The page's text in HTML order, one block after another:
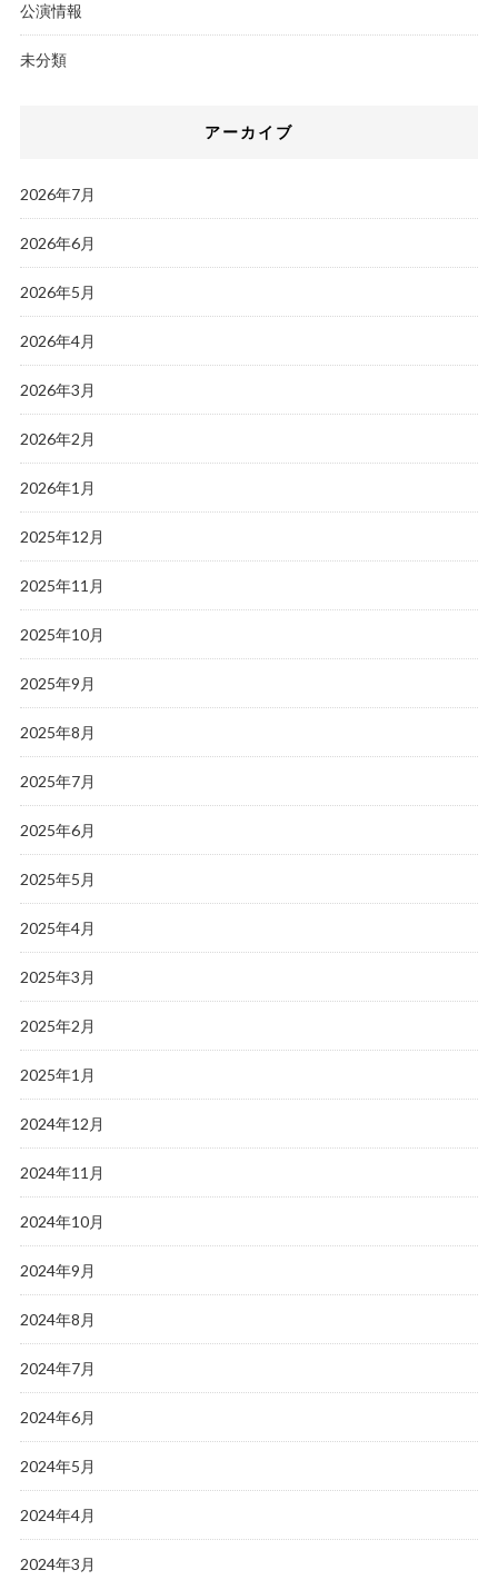
公演情報
未分類
アーカイブ
2026年7月
2026年6月
2026年5月
2026年4月
2026年3月
2026年2月
2026年1月
2025年12月
2025年11月
2025年10月
2025年9月
2025年8月
2025年7月
2025年6月
2025年5月
2025年4月
2025年3月
2025年2月
2025年1月
2024年12月
2024年11月
2024年10月
2024年9月
2024年8月
2024年7月
2024年6月
2024年5月
2024年4月
2024年3月